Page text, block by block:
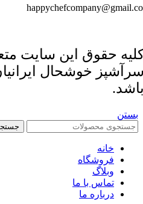
حقوق این سایت
خوشحال
بستن
خانه
فروشگاه
وبلاگ
تماس با ما
درباره ما